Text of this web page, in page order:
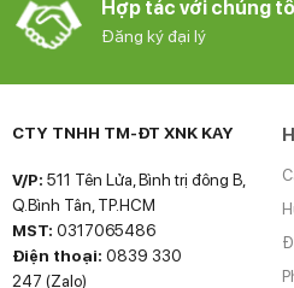
Hợp tác với chúng
Đăng ký đại lý
CTY TNHH TM-ĐT XNK KAY
V/P: 511 Tên Lửa, Bình trị đông B,
Q.Bình Tân, TP.HCM
MST: 0317065486
Điện thoại: 0839 330
247 (Zalo)